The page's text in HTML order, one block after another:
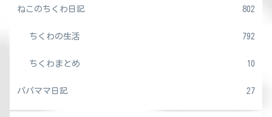
ねこのちくわ日記 802
ちくわの生活 792
ちくわまとめ 10
パパママ日記 27